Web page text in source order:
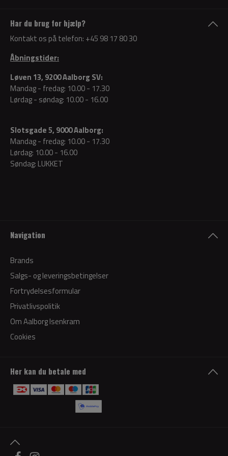
Har du brug for hjælp?
Kontakt os på telefon: +45 98 17 80 30
Åbningstider:
Løven 13, 9200 Aalborg SV:
Mandag - fredag: 10.00 - 17.30
Lørdag - søndag: 10.00 - 16.00
Slotsgade 5, 9000 Aalborg:
Mandag - fredag: 10.00 - 17.30
Lørdag: 10.00 - 16.00
Søndag: LUKKET
Navigation
Brands
Salgs- og leveringsbetingelser
Fortrydelsesformular
Privatlivspolitik
Om Aalborg Isenkram
Cookies
Her kan du betale med